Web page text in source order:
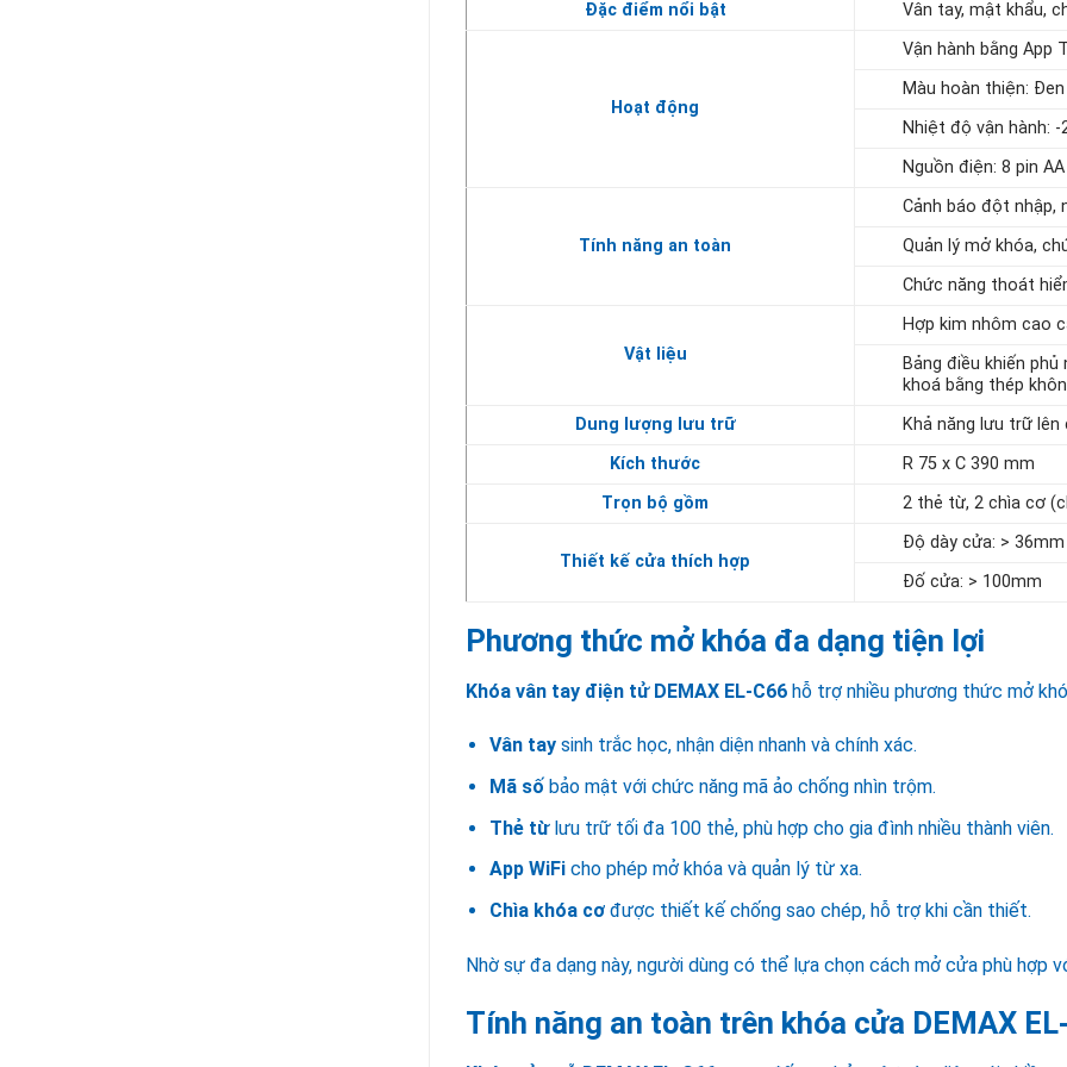
Đặc điểm nổi bật Vân tay, mật khẩu,
Hoạt động
Vận hành bằng App
Màu hoàn thiện:
Nhiệt độ vận hành: -
Nguồn điện: 8 pin AA
Tính năng an toàn
Cảnh báo đột nhập,
Quản lý mở khóa,
Chức năng thoát
Vật liệu
Hợp kim nhôm cao
Bảng điều khiến
khoá bằng thép
Dung lượng lưu trữ
Khả năng lưu trữ
Kích thước
R 75 x C 390 mm
Trọn bộ gồm
2 thẻ từ, 2 chìa cơ
Thiết kế cửa thích hợp
Độ dày cửa: > 36mm
Đố cửa: > 100mm
Phương thức mở khóa đa dạng tiện lợi
Khóa vân tay điện tử DEMAX EL-C66hỗ trợ nhiều phương thức mở
Vân tay sinh trắc học, nhận diện nhanh và chính xác.
Mã số bảo mật với chức năng mã ảo chống nhìn trộm.
Thẻ từlưu trữ tối đa 100 thẻ, phù hợp cho gia đình nhiều thành viên.
App WiFi cho phép mở khóa và quản lý từ xa.
Chìa khóa cơ được thiết kế chống sao chép, hỗ trợ khi cần thiết.
Nhờ sự đa dạng này, người dùng có thể lựa chọn cách mở cửa phù hợp
Tính năng an toàn trên khóa cửa DEMAX